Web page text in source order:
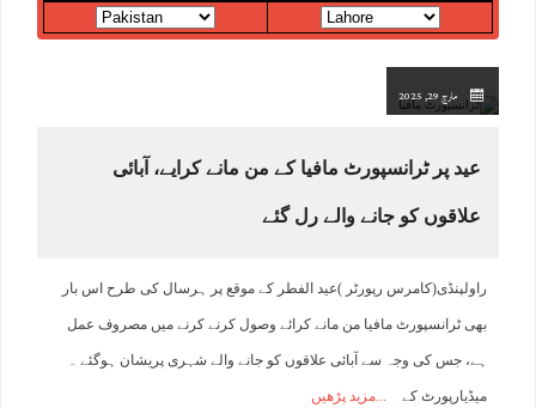
مارچ 29, 2025
عید پر ٹرانسپورٹ مافیا کے من مانے کرایے، آبائی
علاقوں کو جانے والے رل گئے
راولپنڈی(کامرس رپورٹر )عید الفطر کے موقع پر ہرسال کی طرح اس بار
بھی ٹرانسپورٹ مافیا من مانے کرائے وصول کرنے کرنے میں مصروف عمل
ہے، جس کی وجہ سے آبائی علاقوں کو جانے والے شہری پریشان ہوگئے ۔
میڈیارپورٹ کے مزید پڑھیں